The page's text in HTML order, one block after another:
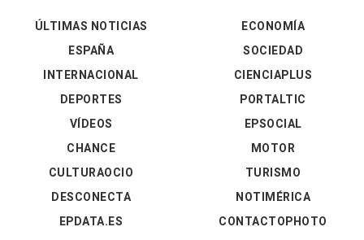
ÚLTIMAS NOTICIAS
ESPAÑA
INTERNACIONAL
DEPORTES
VÍDEOS
ECONOMÍA
SOCIEDAD
CIENCIAPLUS
PORTALTIC
EPSOCIAL
CHANCE
CULTURAOCIO
DESCONECTA
EPDATA.ES
MOTOR
TURISMO
NOTIMÉRICA
CONTACTOPHOTO